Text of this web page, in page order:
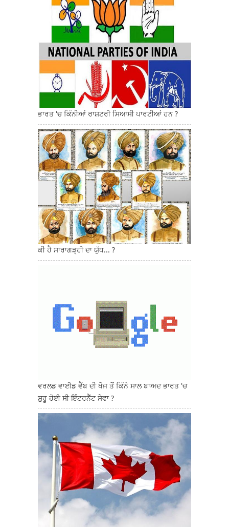
ਭਾਰਤ 'ਚ ਕਿੰਨੀਆਂ ਰਾਸ਼ਟਰੀ ਸਿਆਸੀ ਪਾਰਟੀਆਂ ਹਨ ?
ਕੀ ਹੈ ਸਾਰਾਗੜ੍ਹੀ ਦਾ ਯੁੱਧ... ?
ਵਰਲਡ ਵਾਈਡ ਵੈੱਬ ਦੀ ਖੋਜ ਤੋਂ ਕਿੰਨੇ ਸਾਲ ਬਾਅਦ ਭਾਰਤ 'ਚ
ਸ਼ੁਰੂ ਹੋਈ ਸੀ ਇੰਟਰਨੈੱਟ ਸੇਵਾ ?